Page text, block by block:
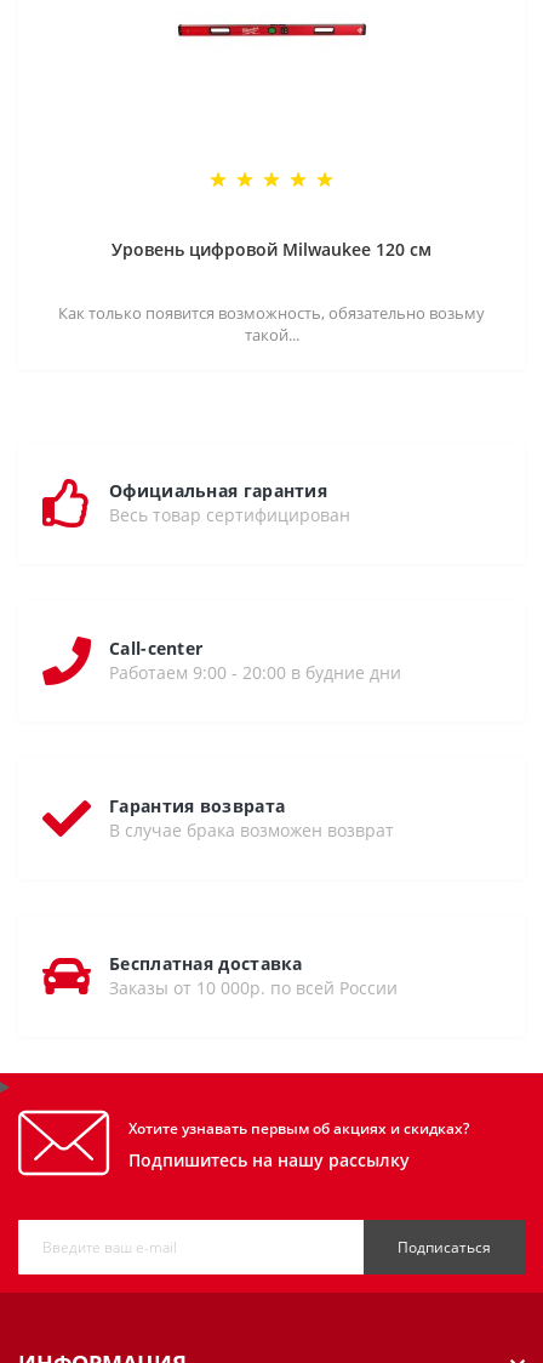
Уровень цифровой Milwaukee 120 см
Как только появится возможность, обязательно возьму
такой...
Официальная гарантия
Весь товар сертифицирован
Call-center
Работаем 9:00 - 20:00 в будние дни
Гарантия возврата
В случае брака возможен возврат
Бесплатная доставка
Заказы от 10 000р. по всей России
Хотите узнавать первым об акциях и скидках?
Подпишитесь на нашу рассылку
Подписаться